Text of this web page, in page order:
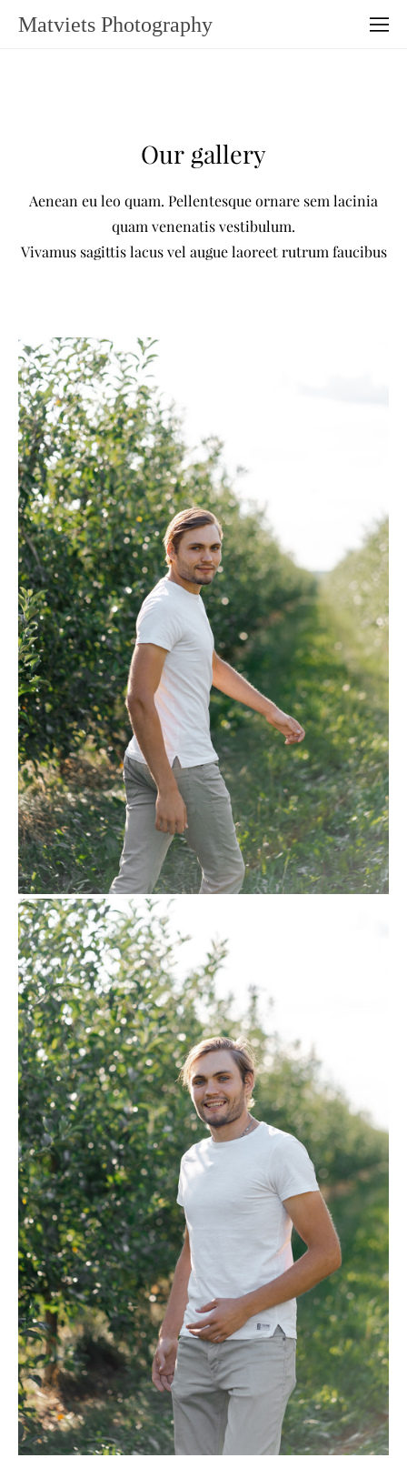
Matviets Photography
Our gallery
Aenean eu leo quam. Pellentesque ornare sem lacinia
quam venenatis vestibulum.
Vivamus sagittis lacus vel augue laoreet rutrum faucibus